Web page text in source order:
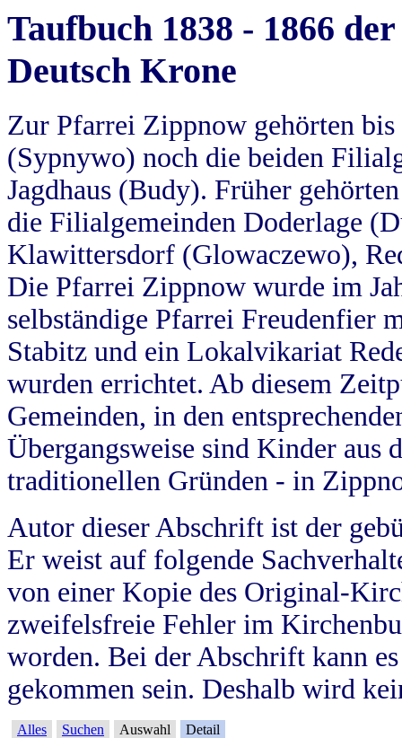
Taufbuch 1838 - 1866
Deutsch Krone
Zur Pfarrei Zippnow gehörten
(Sypnywo) noch die beiden
Jagdhaus (Budy). Früher
die Filialgemeinden Doderlage
Klawittersdorf (Glowaczewo),
Die Pfarrei Zippnow wurde im
selbständige Pfarrei Freudenfier
Stabitz und ein Lokalvikariat
wurden errichtet. Ab diesem
Gemeinden, in den
Übergangsweise sind Kinder aus
traditionellen Gründen - in
Autor dieser Abschrift ist der
Er weist auf folgende
von einer Kopie des Original-
zweifelsfreie Fehler im
worden. Bei der Abschrift kann
gekommen sein. Deshalb wird
Alles Suchen Auswahl Detail